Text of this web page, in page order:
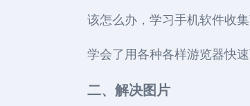
该怎么办，学习手机软件收
学会了用各种各样游览器快
二、解决图片